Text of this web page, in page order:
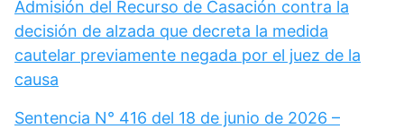
Admisión del Recurso de Casación contra la
decisión de alzada que decreta la medida
cautelar previamente negada por el juez de la
causa
Sentencia N° 416 del 18 de junio de 2026 –